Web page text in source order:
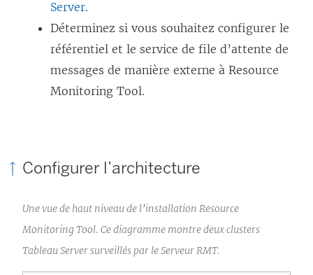
Server.
Déterminez si vous souhaitez configurer le
référentiel et le service de file d’attente de
messages de manière externe à Resource
Monitoring Tool.
Configurer l’architecture
Une vue de haut niveau de l’installation Resource
Monitoring Tool. Ce diagramme montre deux clusters
Tableau Server surveillés par le Serveur RMT.